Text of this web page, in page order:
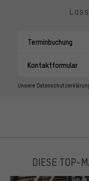
Terminbuchung
Kontaktformular
Unsere
DIESE TOP-